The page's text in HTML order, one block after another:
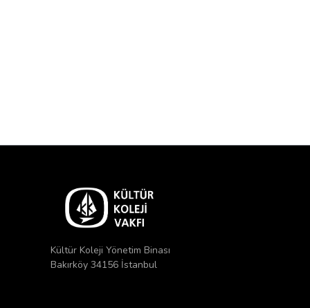
Kültür Koleji Yönetim Binası
Bakırköy 34156 İstanbul